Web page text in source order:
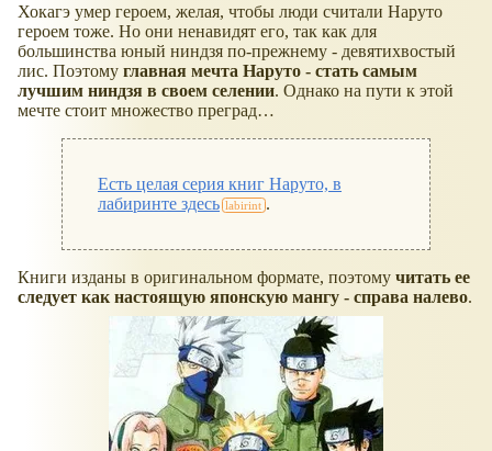
Хокагэ умер героем, желая, чтобы люди считали Наруто
героем тоже. Но они ненавидят его, так как для
большинства юный ниндзя по-прежнему - девятихвостый
лис. Поэтому главная мечта Наруто - стать самым
лучшим ниндзя в своем селении. Однако на пути к этой
мечте стоит множество преград…
Есть целая серия книг Наруто, в
лабиринте здесь
.
Книги изданы в оригинальном формате, поэтому читать ее
следует как настоящую японскую мангу - справа налево.